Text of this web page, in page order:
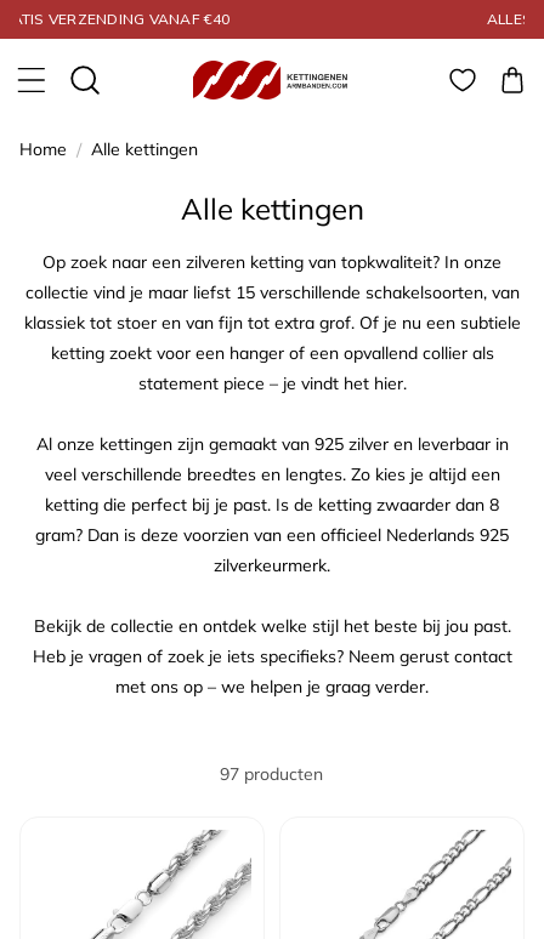
Meteen naar de
content
ALLES GEGARANDEERD 925 ZILVER
Home / Alle kettingen
Collectie:
Alle kettingen
Op zoek naar een zilveren ketting van topkwaliteit? In onze
collectie vind je maar liefst 15 verschillende schakelsoorten, van
klassiek tot stoer en van fijn tot extra grof. Of je nu een subtiele
ketting zoekt voor een hanger of een opvallend collier als
statement piece – je vindt het hier.
Al onze kettingen zijn gemaakt van 925 zilver en leverbaar in
veel verschillende breedtes en lengtes. Zo kies je altijd een
ketting die perfect bij je past. Is de ketting zwaarder dan 8
gram? Dan is deze voorzien van een officieel Nederlands 925
zilverkeurmerk.
Bekijk de collectie en ontdek welke stijl het beste bij jou past.
Heb je vragen of zoek je iets specifieks? Neem gerust contact
met ons op – we helpen je graag verder.
97 producten